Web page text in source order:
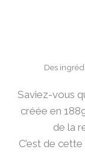
Des
Saviez-vous
créée en
de la
C’est de